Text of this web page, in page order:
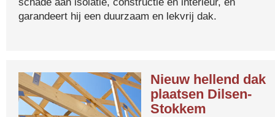
garandeert hij een duurzaam en lekvrij dak.
Nieuw hellend dak
plaatsen Dilsen-
Stokkem